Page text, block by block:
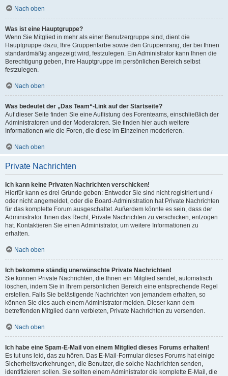
Nach oben
Was ist eine Hauptgruppe?
Wenn Sie Mitglied in mehr als einer Benutzergruppe sind, dient die
Hauptgruppe dazu, Ihre Gruppenfarbe sowie den Gruppenrang, der bei Ihnen
standardmäßig angezeigt wird, festzulegen. Ein Administrator kann Ihnen die
Berechtigung geben, Ihre Hauptgruppe im persönlichen Bereich selbst
festzulegen.
Nach oben
Was bedeutet der „Das Team“-Link auf der Startseite?
Auf dieser Seite finden Sie eine Auflistung des Forenteams, einschließlich der
Administratoren und der Moderatoren. Sie finden hier auch weitere
Informationen wie die Foren, die diese im Einzelnen moderieren.
Nach oben
Private Nachrichten
Ich kann keine Privaten Nachrichten verschicken!
Hierfür kann es drei Gründe geben: Entweder Sie sind nicht registriert und /
oder nicht angemeldet, oder die Board-Administration hat Private Nachrichten
für das komplette Forum ausgeschaltet. Außerdem könnte es sein, dass der
Administrator Ihnen das Recht, Private Nachrichten zu verschicken, entzogen
hat. Kontaktieren Sie einen Administrator, um weitere Informationen zu
erhalten.
Nach oben
Ich bekomme ständig unerwünschte Private Nachrichten!
Sie können Private Nachrichten, die Ihnen ein Mitglied sendet, automatisch
löschen, indem Sie in Ihrem persönlichen Bereich eine entsprechende Regel
erstellen. Falls Sie belästigende Nachrichten von jemandem erhalten, so
können Sie dies auch einem Administrator melden. Dieser kann dem
betreffenden Mitglied dann verbieten, Private Nachrichten zu versenden.
Nach oben
Ich habe eine Spam-E-Mail von einem Mitglied dieses Forums erhalten!
Es tut uns leid, das zu hören. Das E-Mail-Formular dieses Forums hat einige
Sicherheitsvorkehrungen, die Benutzer, die solche Nachrichten senden,
identifizieren sollen. Sie sollten einem Administrator die komplette E-Mail, die